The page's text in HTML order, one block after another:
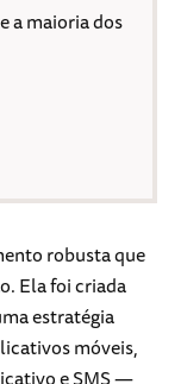
a maioria dos
robusta que
Ela foi criada
estratégia
móveis,
e SMS —